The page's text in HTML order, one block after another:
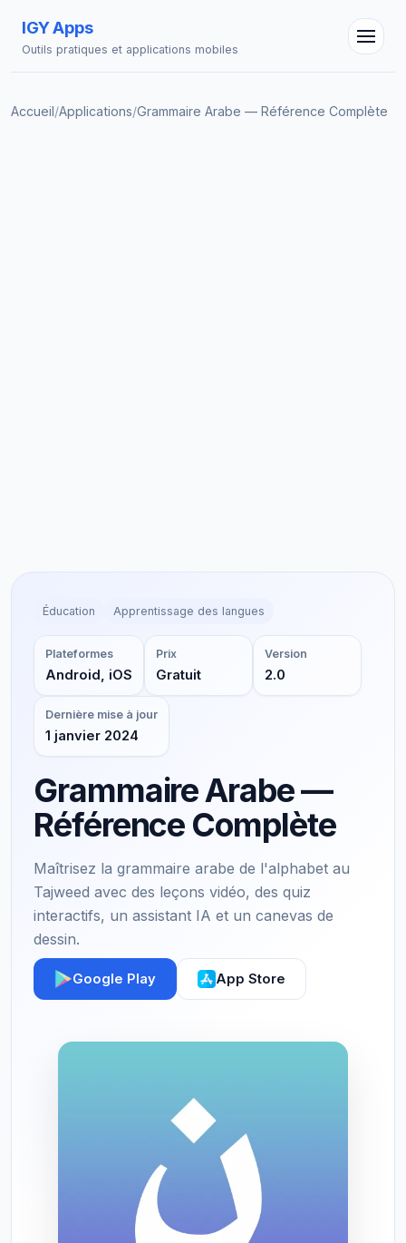
IGY Apps
Outils pratiques et applications mobiles
Accueil/Applications/Grammaire Arabe — Référence Complète
Éducation Apprentissage des langues
Plateformes
Android, iOS
Prix
Gratuit
Version
2.0
Dernière mise à jour
1 janvier 2024
Grammaire Arabe —
Référence Complète
Maîtrisez la grammaire arabe de l'alphabet au
Tajweed avec des leçons vidéo, des quiz
interactifs, un assistant IA et un canevas de
dessin.
Google Play App Store